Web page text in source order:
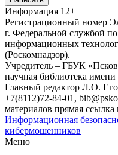
Информация 12+
Регистрационный номер
г. Федеральной службой по
информационных
(Роскомнадзор).
Учредитель – ГБУК
научная библиотека
Главный редактор Л.О.
+7(8112)72-84-01,
материалов прямая ссылка
Информационная
кибермошенников
Меню